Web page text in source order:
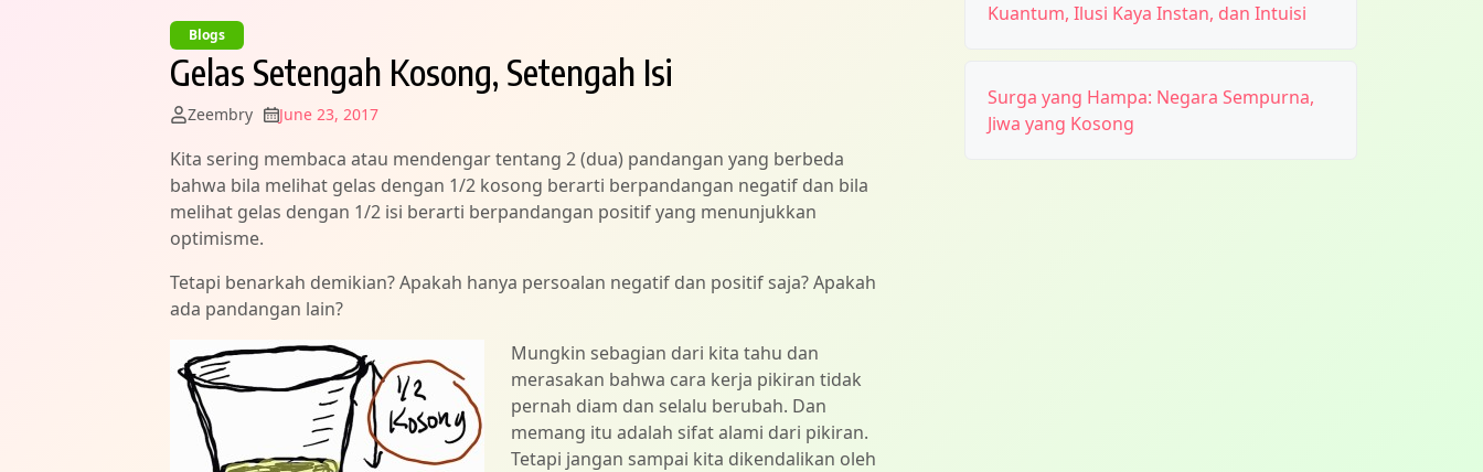
Blogs
Gelas Setengah Kosong, Setengah Isi
Zeembry June 23, 2017
Kita sering membaca atau mendengar tentang 2 (dua) pandangan yang berbeda
bahwa bila melihat gelas dengan 1/2 kosong berarti berpandangan negatif dan bila
melihat gelas dengan 1/2 isi berarti berpandangan positif yang menunjukkan
optimisme.
Tetapi benarkah demikian? Apakah hanya persoalan negatif dan positif saja? Apakah
ada pandangan lain?
Mungkin sebagian dari kita tahu dan
merasakan bahwa cara kerja pikiran tidak
pernah diam dan selalu berubah. Dan
memang itu adalah sifat alami dari pikiran.
Tetapi jangan sampai kita dikendalikan oleh
Kuantum, Ilusi Kaya Instan, dan Intuisi
Surga yang Hampa: Negara Sempurna,
Jiwa yang Kosong